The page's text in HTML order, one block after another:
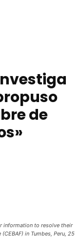
de
information to resolve their
in Tumbes, Peru, 25